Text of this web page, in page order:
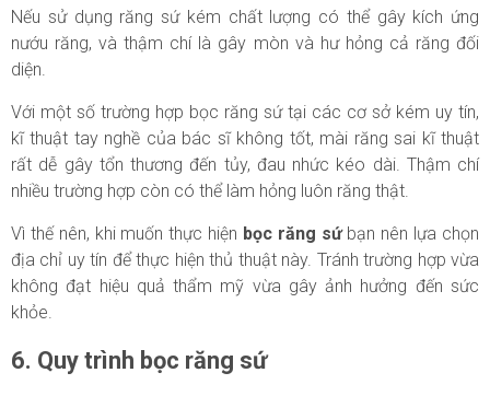
Nếu sử dụng răng sứ kém chất lượng có thể gây kích ứng
nướu răng, và thậm chí là gây mòn và hư hỏng cả răng đối
diện.
Với một số trường hợp bọc răng sứ tại các cơ sở kém uy tín,
kĩ thuật tay nghề của bác sĩ không tốt, mài răng sai kĩ thuật
rất dễ gây tổn thương đến tủy, đau nhức kéo dài. Thậm chí
nhiều trường hợp còn có thể làm hỏng luôn răng thật.
Vì thế nên, khi muốn thực hiện bọc răng sứ bạn nên lựa chọn
địa chỉ uy tín để thực hiện thủ thuật này. Tránh trường hợp vừa
không đạt hiệu quả thẩm mỹ vừa gây ảnh hưởng đến sức
khỏe.
6. Quy trình bọc răng sứ